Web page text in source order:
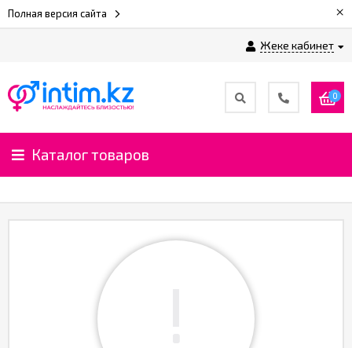
Полная версия сайта ×
Жеке кабинет
0
Каталог товаров